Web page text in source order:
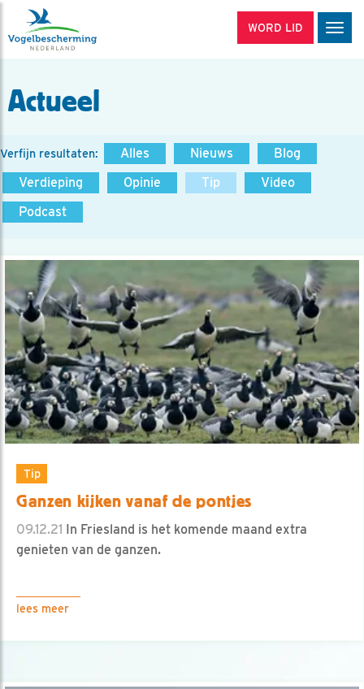
WORD LID
Actueel
Verfijn resultaten: Alles Nieuws
Blog
Verdieping
Opinie Tip
Video
Podcast
Tip
Ganzen kijken vanaf de pontjes
09.12.21 In Friesland is het komende maand extra
genieten van de ganzen.
lees meer